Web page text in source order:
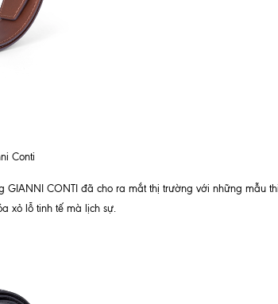
Conti
CONTI đã cho ra mắt thị trường với những mẫu
xỏ lỗ tinh tế mà lịch sự.